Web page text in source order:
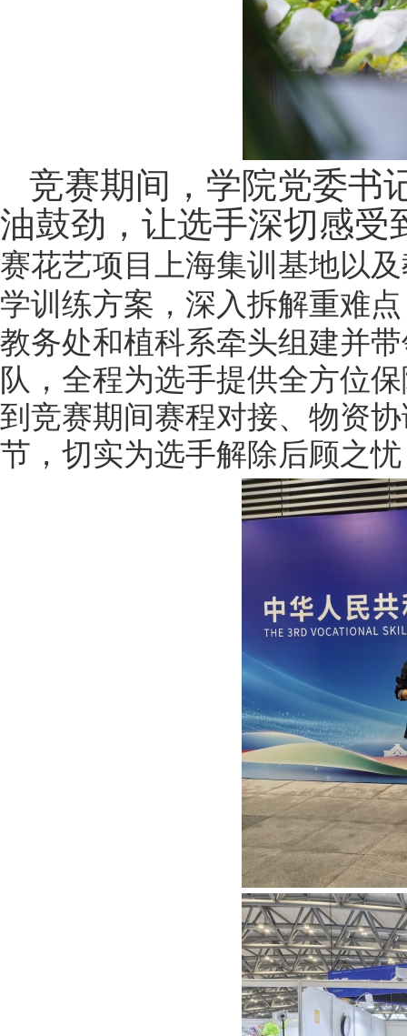
竞赛期间， 学院党委书
油鼓劲，让选手深切感受
赛花艺项目上海集训基地以
学训练方案，深入拆解重难
教务处和植科系牵头组建并
队，全程为选手提供全方位
到竞赛期间赛程对接、物资
节，切实为选手解除后顾之